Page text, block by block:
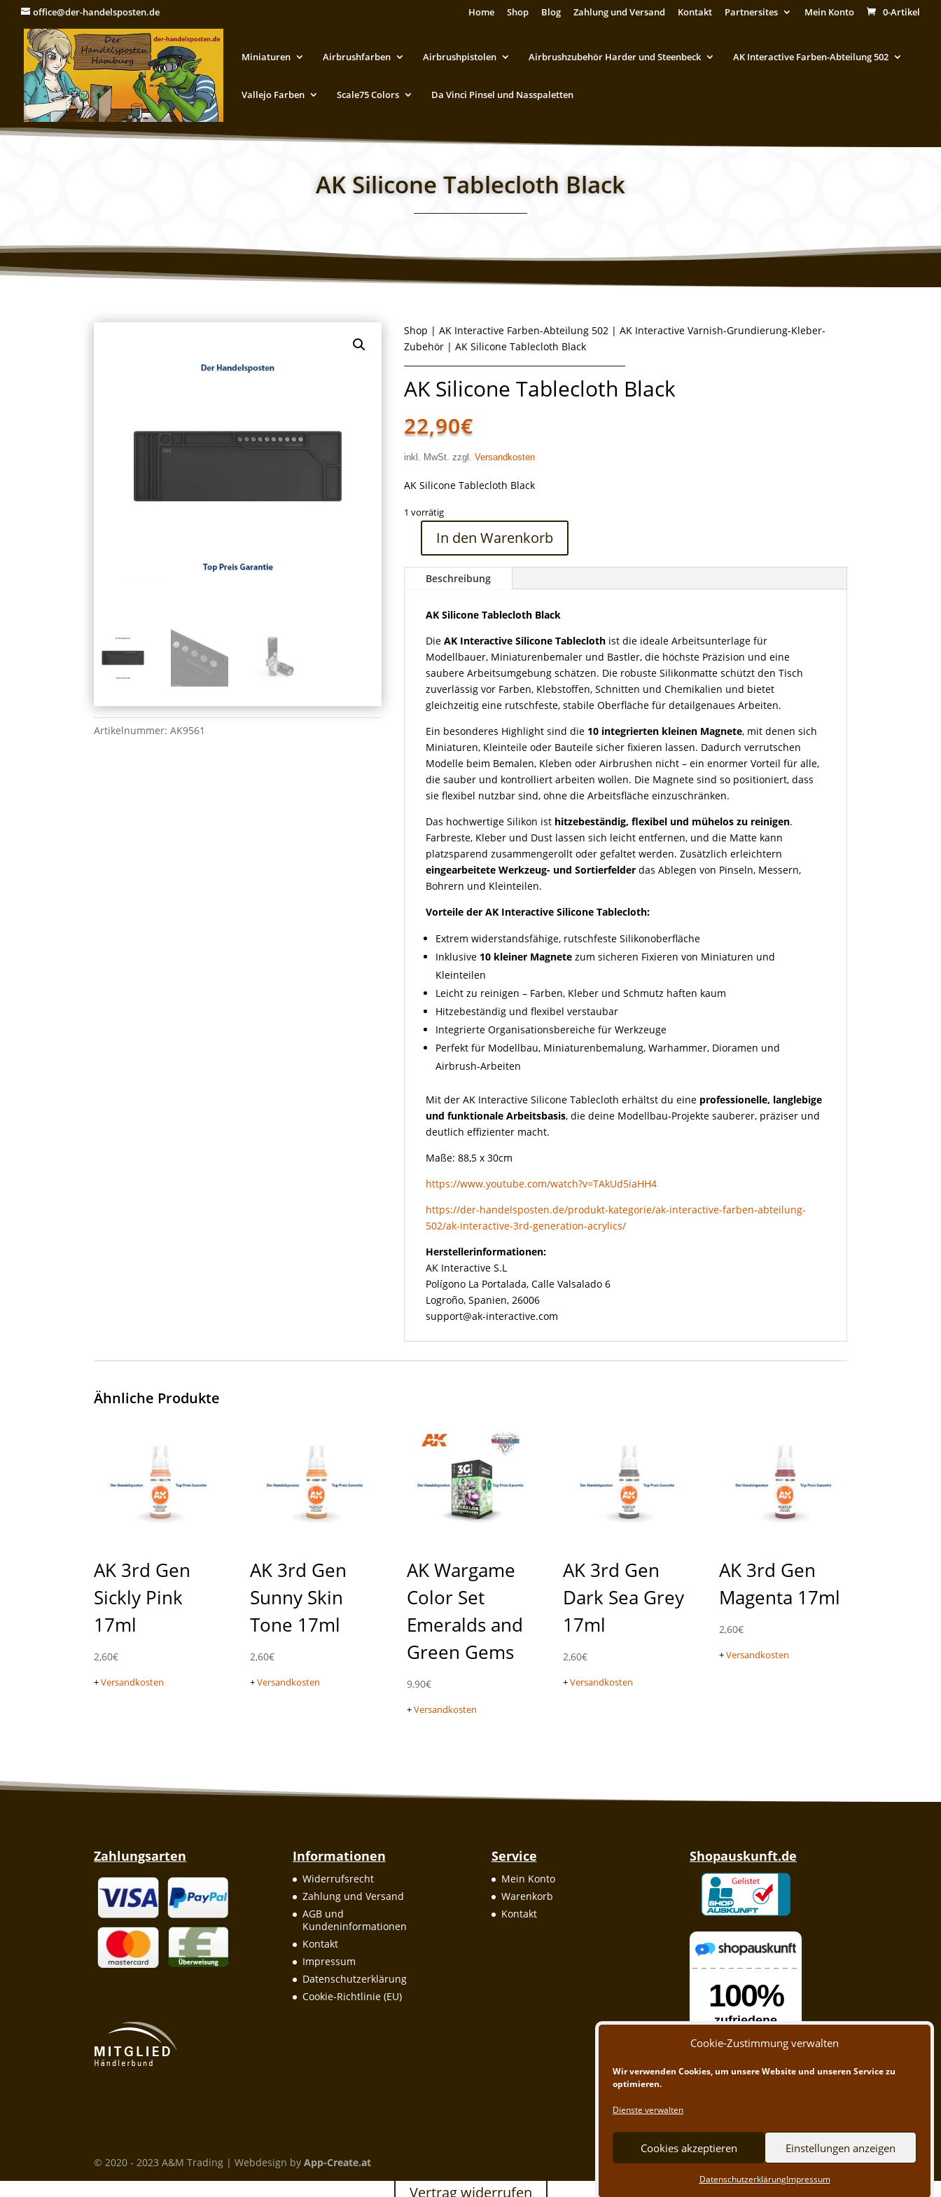
Cookie-Zustimmung verwalten
Wir verwenden Cookies, um unsere Website und unseren Service zu
optimieren.
Dienste verwalten
Cookies akzeptieren Einstellungen anzeigen
DatenschutzerklärungImpressum
office@der-handelsposten.de Home Shop Blog Zahlung und Versand Kontakt Partnersites Mein Konto 0-Artikel
Miniaturen Airbrushfarben Airbrushpistolen Airbrushzubehör Harder und Steenbeck AK Interactive Farben-Abteilung 502
Vallejo Farben Scale75 Colors Da Vinci Pinsel und Nasspaletten
AK Silicone Tablecloth Black
Artikelnummer:AK9561
Shop |AK Interactive Farben-Abteilung 502 |AK Interactive Varnish-Grundierung-Kleber-
Zubehör | AK Silicone Tablecloth Black
AK Silicone Tablecloth Black
22,90€
inkl. MwSt. zzgl.Versandkosten
AK Silicone Tablecloth Black
1 vorrätig
Tablecloth
Menge
In den Warenkorb
Beschreibung
AK Silicone Tablecloth Black
DieAK Interactive Silicone Tablecloth ist die ideale Arbeitsunterlage für
Modellbauer, Miniaturenbemaler und Bastler, die höchste Präzision und eine
saubere Arbeitsumgebung schätzen. Die robuste Silikonmatte schützt den Tisch
zuverlässig vor Farben, Klebstoffen, Schnitten und Chemikalien und bietet
gleichzeitig eine rutschfeste, stabile Oberfläche für detailgenaues Arbeiten.
Ein besonderes Highlight sind die 10 integrierten kleinen Magnete, mit denen sich
Miniaturen, Kleinteile oder Bauteile sicher fixieren lassen. Dadurch verrutschen
Modelle beim Bemalen, Kleben oder Airbrushen nicht – ein enormer Vorteil für alle,
die sauber und kontrolliert arbeiten wollen. Die Magnete sind so positioniert, dass
sie flexibel nutzbar sind, ohne die Arbeitsfläche einzuschränken.
Das hochwertige Silikon ist hitzebeständig, flexibel und mühelos zu reinigen.
Farbreste, Kleber und Dust lassen sich leicht entfernen, und die Matte kann
platzsparend zusammengerollt oder gefaltet werden. Zusätzlich erleichtern
eingearbeitete Werkzeug- und Sortierfelder das Ablegen von Pinseln, Messern,
Bohrern und Kleinteilen.
Vorteile der AK Interactive Silicone Tablecloth:
Extrem widerstandsfähige, rutschfeste Silikonoberfläche
Inklusive 10 kleiner Magnete zum sicheren Fixieren von Miniaturen und
Kleinteilen
Leicht zu reinigen – Farben, Kleber und Schmutz haften kaum
Hitzebeständig und flexibel verstaubar
Integrierte Organisationsbereiche für Werkzeuge
Perfekt für Modellbau, Miniaturenbemalung, Warhammer, Dioramen und
Airbrush-Arbeiten
Mit der AK Interactive Silicone Tablecloth erhältst du eine professionelle, langlebige
und funktionale Arbeitsbasis, die deine Modellbau-Projekte sauberer, präziser und
deutlich effizienter macht.
Maße: 88,5 x 30cm
https://www.youtube.com/watch?v=TAkUd5iaHH4
https://der-handelsposten.de/produkt-kategorie/ak-interactive-farben-abteilung-
502/ak-interactive-3rd-generation-acrylics/
Herstellerinformationen:
AK Interactive S.L
Polígono La Portalada, Calle Valsalado 6
Logroño, Spanien, 26006
support@ak-interactive.com
Ähnliche Produkte
AK 3rd Gen
Sickly Pink
17ml
2,60€
+Versandkosten
AK 3rd Gen
Sunny Skin
Tone 17ml
2,60€
+Versandkosten
AK Wargame
Color Set
Emeralds and
Green Gems
9,90€
+Versandkosten
AK 3rd Gen
Dark Sea Grey
17ml
2,60€
+Versandkosten
AK 3rd Gen
Magenta 17ml
2,60€
+Versandkosten
Zahlungsarten Informationen
Widerrufsrecht
Zahlung und Versand
AGB und
Kundeninformationen
Kontakt
Impressum
Datenschutzerklärung
Cookie-Richtlinie (EU)
Service
Mein Konto
Warenkorb
Kontakt
Shopauskunft.de
© 2020 - 2023 A&M Trading | Webdesign byApp-Create.at
Vertrag widerrufen